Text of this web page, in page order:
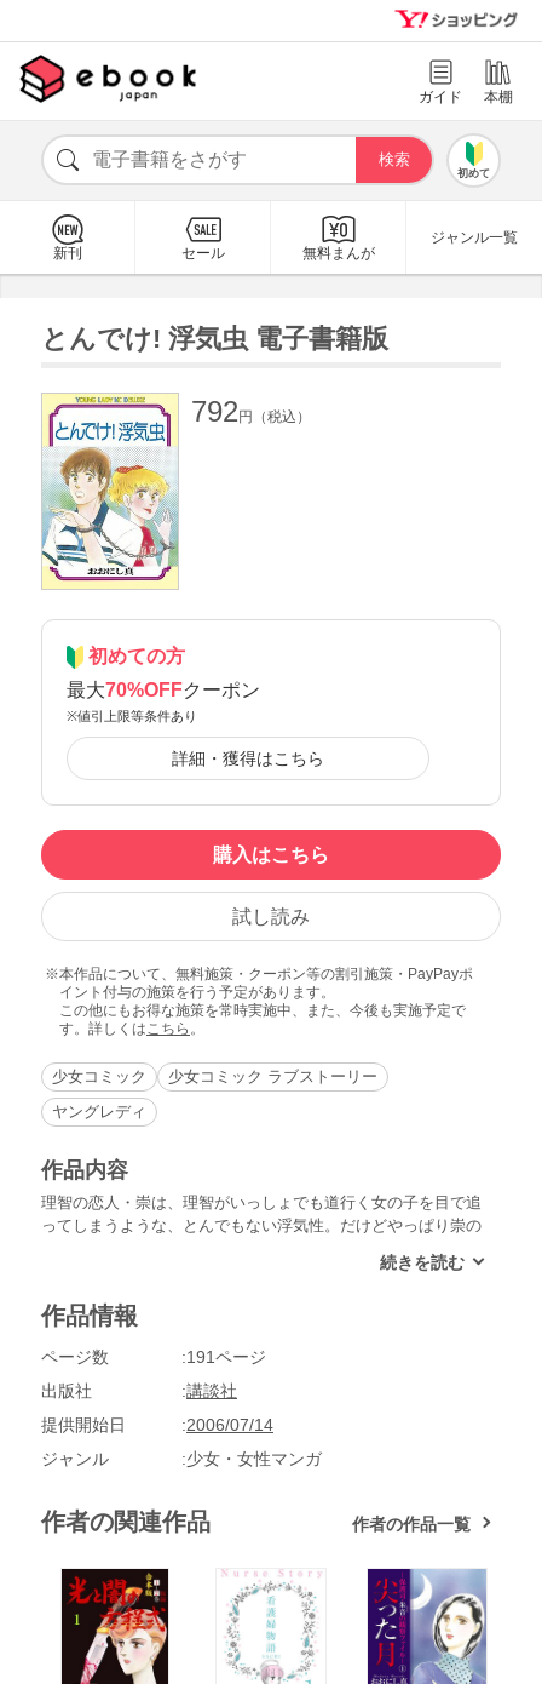
ガイド 本棚
初めて
新刊 セール 無料まんが
ジャンル一覧
とんでけ! 浮気虫 電子書籍版
792 円（税込）
初めての方
最大70%OFFクーポン
※値引上限等条件あり
詳細・獲得はこちら
購入はこちら
試し読み
本作品について、無料施策・クーポン等の割引施策・PayPayポ
イント付与の施策を行う予定があります。
この他にもお得な施策を常時実施中、また、今後も実施予定で
す。詳しくはこちら 。
少女コミック
少女コミック ラブストーリー
ヤングレディ
作品内容
理智の恋人・崇は、理智がいっしょでも道行く女の子を目で追
ってしまうような、とんでもない浮気性。だけどやっぱり崇の
う信じていたのだが、バイト先の美人の先輩・新村を褒める崇
を目撃してしまい…。崇のこと、どこまで信じていいの!?
作品情報
ページ数
191ページ
出版社
講談社
提供開始日
2006/07/14
ジャンル
少女・女性マンガ
作者の関連作品 作者の作品一覧